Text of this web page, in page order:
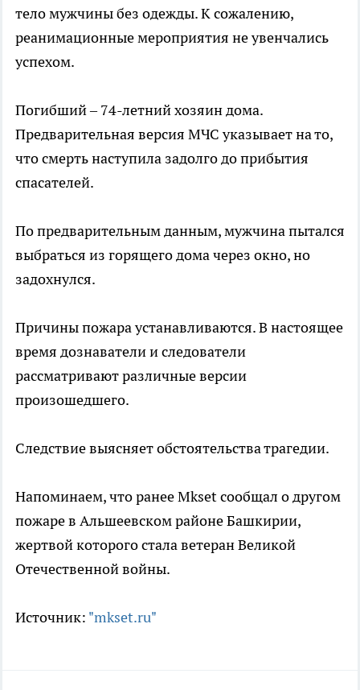
тело мужчины без одежды. К сожалению,
реанимационные мероприятия не увенчались
успехом.
Погибший – 74-летний хозяин дома.
Предварительная версия МЧС указывает на то,
что смерть наступила задолго до прибытия
спасателей.
По предварительным данным, мужчина пытался
выбраться из горящего дома через окно, но
задохнулся.
Причины пожара устанавливаются. В настоящее
время дознаватели и следователи
рассматривают различные версии
произошедшего.
Следствие выясняет обстоятельства трагедии.
Напоминаем, что ранее Mkset сообщал о другом
пожаре в Альшеевском районе Башкирии,
жертвой которого стала ветеран Великой
Отечественной войны.
Источник: "mkset.ru"